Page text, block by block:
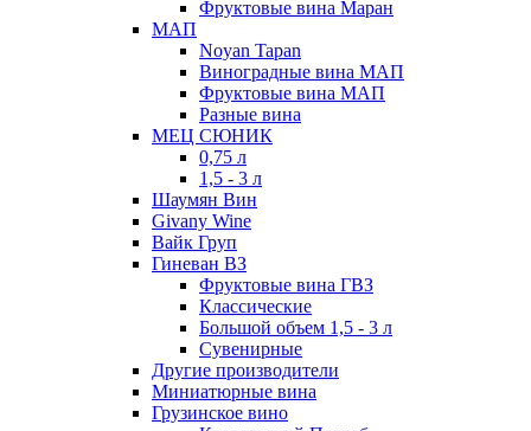
Фруктовые вина Маран
МАП
Noyan Tapan
Виноградные вина МАП
Фруктовые вина МАП
Разные вина
МЕЦ СЮНИК
0,75 л
1,5 - 3 л
Шаумян Вин
Givany Wine
Вайк Груп
Гиневан ВЗ
Фруктовые вина ГВЗ
Классические
Большой объем 1,5 - 3 л
Сувенирные
Другие производители
Миниатюрные вина
Грузинское вино